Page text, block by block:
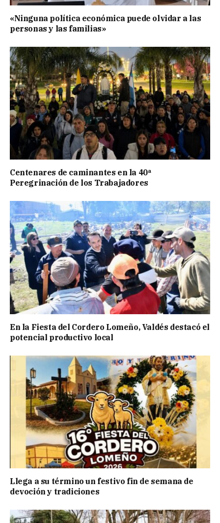
«Ninguna política económica puede olvidar a las
personas y las familias»
Centenares de caminantes en la 40ª
Peregrinación de los Trabajadores
En la Fiesta del Cordero Lomeño, Valdés destacó el
potencial productivo local
Llega a su término un festivo fin de semana de
devoción y tradiciones